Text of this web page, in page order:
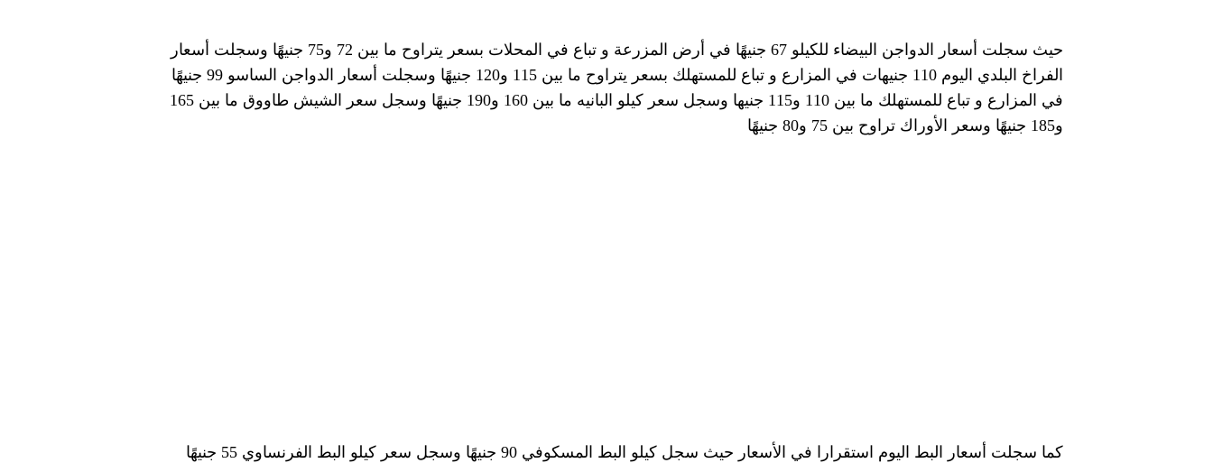
حيث سجلت أسعار الدواجن البيضاء للكيلو 67 جنيهًا في أرض المزرعة و تباع في المحلات بسعر يتراوح ما بين 72 و75 جنيهًا وسجلت أسعار
الفراخ البلدي اليوم 110 جنيهات في المزارع و تباع للمستهلك بسعر يتراوح ما بين 115 و120 جنيهًا وسجلت أسعار الدواجن الساسو 99 جنيهًا
في المزارع و تباع للمستهلك ما بين 110 و115 جنيها وسجل سعر كيلو البانيه ما بين 160 و190 جنيهًا وسجل سعر الشيش طاووق ما بين 165
و185 جنيهًا وسعر الأوراك تراوح بين 75 و80 جنيهًا
كما سجلت أسعار البط اليوم استقرارا في الأسعار حيث سجل كيلو البط المسكوفي 90 جنيهًا وسجل سعر كيلو البط الفرنساوي 55 جنيهًا